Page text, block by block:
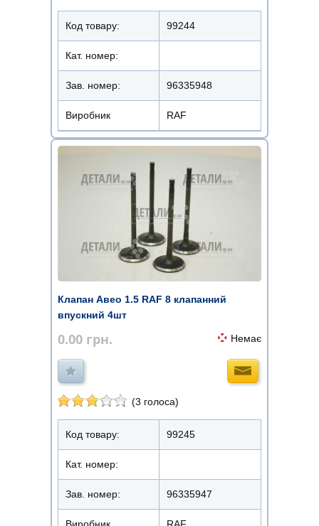
Код товару: 99244
Кат. номер:
Зав. номер: 96335948
Виробник RAF
Клапан Авео 1.5 RAF 8 клапанний
впускний 4шт
0.00 грн. Немає
(3 голоса)
Код товару: 99245
Кат. номер:
Зав. номер: 96335947